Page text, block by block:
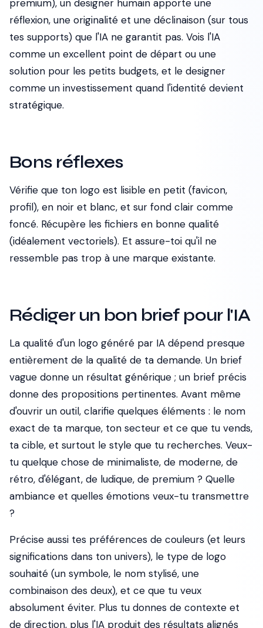
premium), un designer humain apporte une
réflexion, une originalité et une déclinaison (sur tous
tes supports) que l'IA ne garantit pas. Vois l'IA
comme un excellent point de départ ou une
solution pour les petits budgets, et le designer
comme un investissement quand l'identité devient
stratégique.
Bons réflexes
Vérifie que ton logo est lisible en petit (favicon,
profil), en noir et blanc, et sur fond clair comme
foncé. Récupère les fichiers en bonne qualité
(idéalement vectoriels). Et assure-toi qu'il ne
ressemble pas trop à une marque existante.
Rédiger un bon brief pour l'IA
La qualité d'un logo généré par IA dépend presque
entièrement de la qualité de ta demande. Un brief
vague donne un résultat générique ; un brief précis
donne des propositions pertinentes. Avant même
d'ouvrir un outil, clarifie quelques éléments : le nom
exact de ta marque, ton secteur et ce que tu vends,
ta cible, et surtout le style que tu recherches. Veux-
tu quelque chose de minimaliste, de moderne, de
rétro, d'élégant, de ludique, de premium ? Quelle
ambiance et quelles émotions veux-tu transmettre
?
Précise aussi tes préférences de couleurs (et leurs
significations dans ton univers), le type de logo
souhaité (un symbole, le nom stylisé, une
combinaison des deux), et ce que tu veux
absolument éviter. Plus tu donnes de contexte et
de direction, plus l'IA produit des résultats alignés